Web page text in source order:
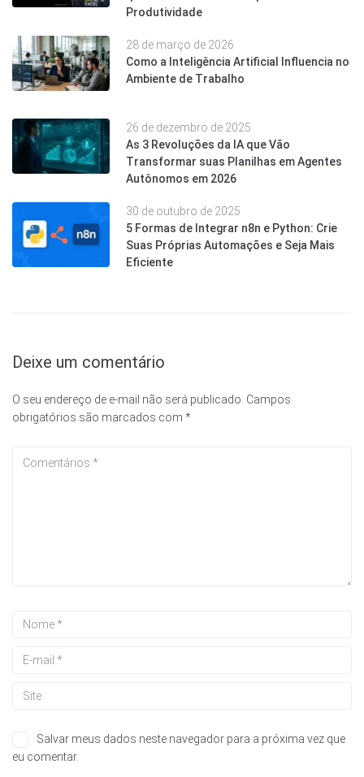
Produtividade
28 de março de 2026
Como a Inteligência Artificial Influencia no
Ambiente de Trabalho
26 de dezembro de 2025
As 3 Revoluções da IA que Vão
Transformar suas Planilhas em Agentes
Autônomos em 2026
30 de outubro de 2025
5 Formas de Integrar n8n e Python: Crie
Suas Próprias Automações e Seja Mais
Eficiente
Deixe um comentário
O seu endereço de e-mail não será publicado. Campos
obrigatórios são marcados com *
Salvar meus dados neste navegador para a próxima vez que
eu comentar.